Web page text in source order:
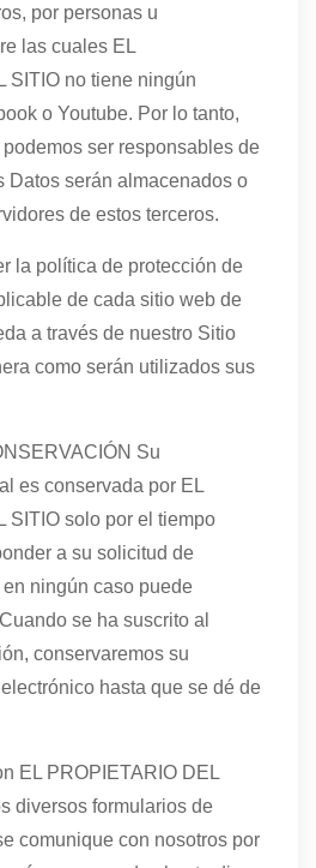
por personas u
las cuales EL
SITIO no tiene ningún
o Youtube. Por lo tanto,
ser responsables de
Datos serán almacenados o
de estos terceros.
la política de protección de
de cada sitio web de
a través de nuestro Sitio
como serán utilizados sus
Su
es conservada por EL
SITIO solo por el tiempo
a su solicitud de
ningún caso puede
se ha suscrito al
conservaremos su
hasta que se dé de
EL PROPIETARIO DEL
diversos formularios de
comunique con nosotros por